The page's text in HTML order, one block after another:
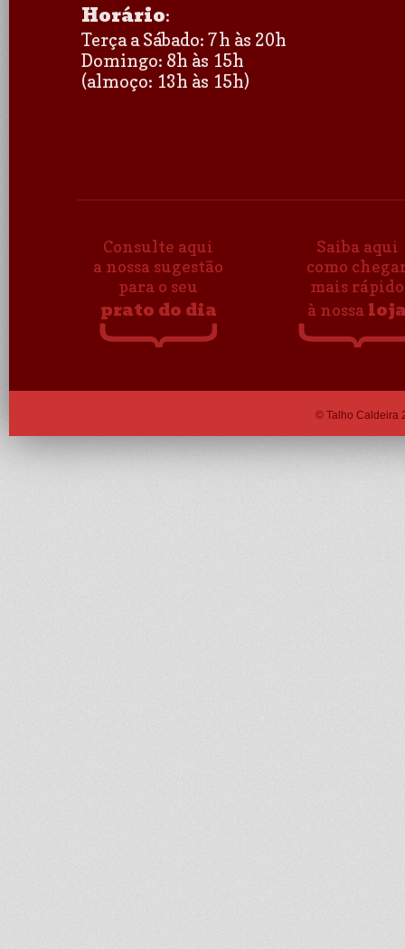
Horário:
Terça a Sábado: 7h às 20h
Domingo: 8h às 15h
(almoço: 13h às 15h)
Consulte aqui
a nossa sugestão
para o seu
prato do dia
Saiba aqui
como
mais rápido
à nossa
© Talho Caldeira